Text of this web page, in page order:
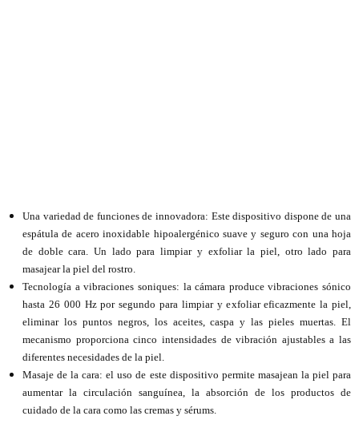
Una variedad de funciones de innovadora: Este dispositivo dispone de una
espátula de acero inoxidable hipoalergénico suave y seguro con una hoja
de doble cara. Un lado para limpiar y exfoliar la piel, otro lado para
masajear la piel del rostro.
Tecnología a vibraciones soniques: la cámara produce vibraciones sónico
hasta 26 000 Hz por segundo para limpiar y exfoliar eficazmente la piel,
eliminar los puntos negros, los aceites, caspa y las pieles muertas. El
mecanismo proporciona cinco intensidades de vibración ajustables a las
diferentes necesidades de la piel.
Masaje de la cara: el uso de este dispositivo permite masajean la piel para
aumentar la circulación sanguínea, la absorción de los productos de
cuidado de la cara como las cremas y sérums.